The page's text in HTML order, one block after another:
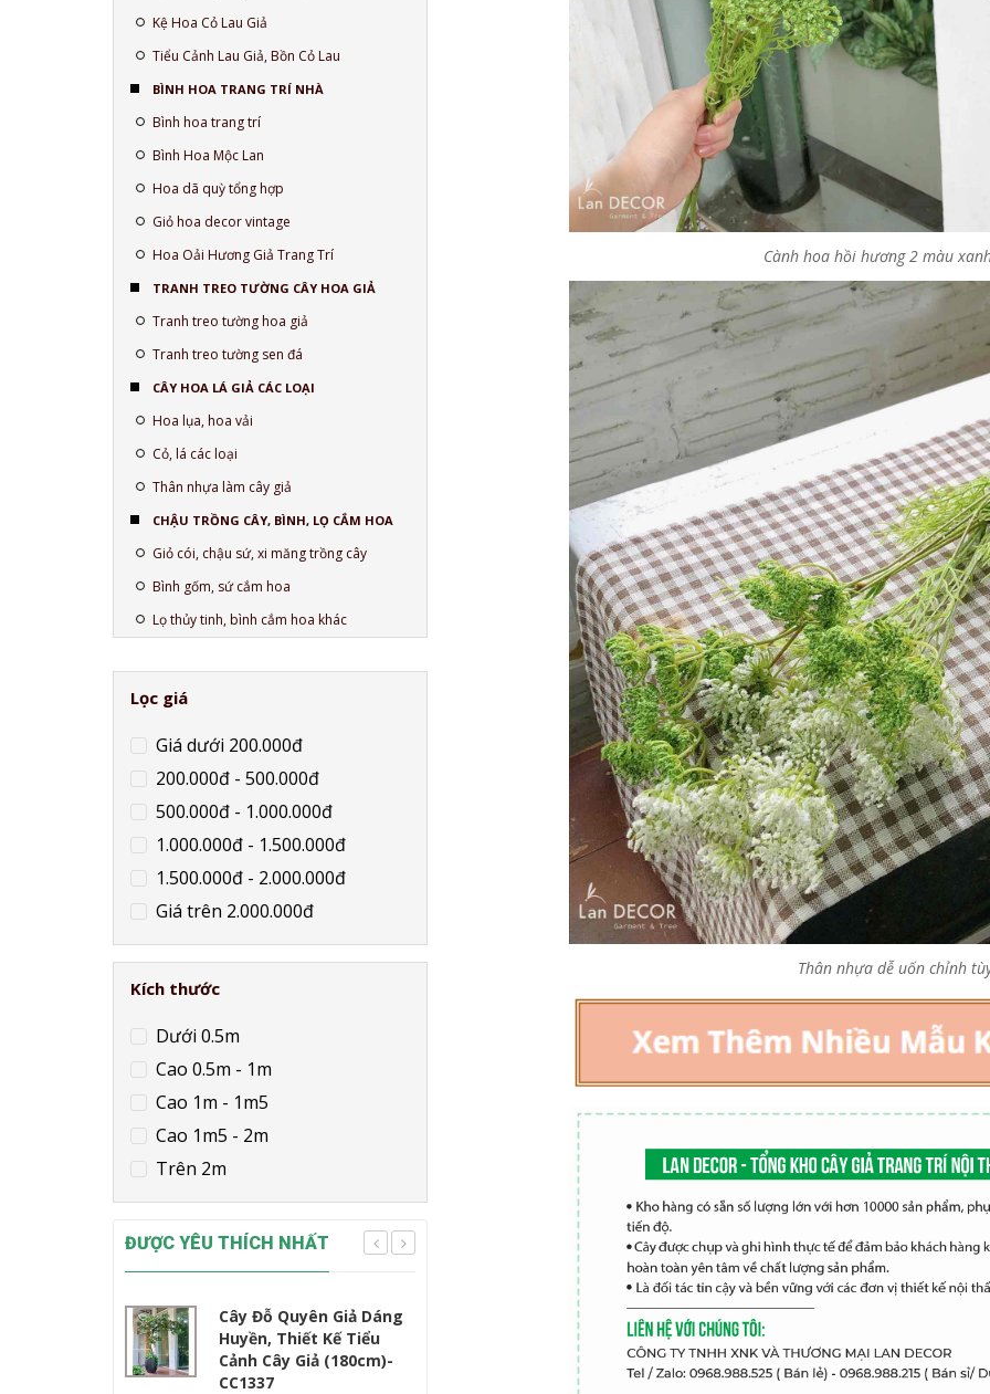
Cành hoa hồi hương 2 màu
Thân nhựa dễ uốn chỉnh
Kệ Hoa Cỏ Lau Giả
Tiểu Cảnh Lau Giả, Bồn Cỏ Lau
BÌNH HOA TRANG TRÍ NHÀ
Bình hoa trang trí
Bình Hoa Mộc Lan
Hoa dã quỳ tổng hợp
Giỏ hoa decor vintage
Hoa Oải Hương Giả Trang Trí
TRANH TREO TƯỜNG CÂY HOA GIẢ
Tranh treo tường hoa giả
Tranh treo tường sen đá
CÂY HOA LÁ GIẢ CÁC LOẠI
Hoa lụa, hoa vải
Cỏ, lá các loại
Thân nhựa làm cây giả
CHẬU TRỒNG CÂY, BÌNH, LỌ CẮM HOA
Giỏ cói, chậu sứ, xi măng trồng cây
Bình gốm, sứ cắm hoa
Lọ thủy tinh, bình cắm hoa khác
Lọc giá
Giá dưới 200.000đ
200.000đ - 500.000đ
500.000đ - 1.000.000đ
1.000.000đ - 1.500.000đ
1.500.000đ - 2.000.000đ
Giá trên 2.000.000đ
Kích thước
Dưới 0.5m
Cao 0.5m - 1m
Cao 1m - 1m5
Cao 1m5 - 2m
Trên 2m
ĐƯỢC YÊU THÍCH NHẤT
Cây Đỗ Quyên Giả Dáng
Huyền, Thiết Kế Tiểu
Cảnh Cây Giả (180cm)-
CC1337
Cây Hoa Decor- Cây Hoa
Trà Giả Thiết Kế Căn Hộ,
Trang Trí Tinh Tế, Màu
Sắc Ấm Cúng (80cm)-
Cây Hoa Thiết Kế- Cây
Tiểu Cảnh Căn Hộ Đẹp
Tự Nhiên (2m)- CC1174